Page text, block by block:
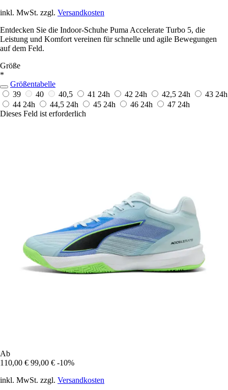
inkl. MwSt. zzgl. Versandkosten
Entdecken Sie die Indoor-Schuhe Puma Accelerate Turbo 5, die
Leistung und Komfort vereinen für schnelle und agile Bewegungen
auf dem Feld.
Größe
*
Größentabelle
39
40 40,5 41 24h 42 24h 42,5 24h 43 24h
44 24h 44,5 24h 45 24h 46 24h 47 24h
Dieses Feld ist erforderlich
Ab
110,00 € 99,00 € -10%
inkl. MwSt. zzgl. Versandkosten